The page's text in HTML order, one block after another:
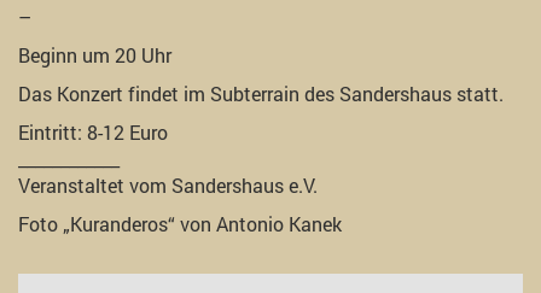
–
Beginn um 20 Uhr
Das Konzert findet im Subterrain des Sandershaus statt.
Eintritt: 8-12 Euro
Veranstaltet vom Sandershaus e.V.
Foto „Kuranderos“ von Antonio Kanek